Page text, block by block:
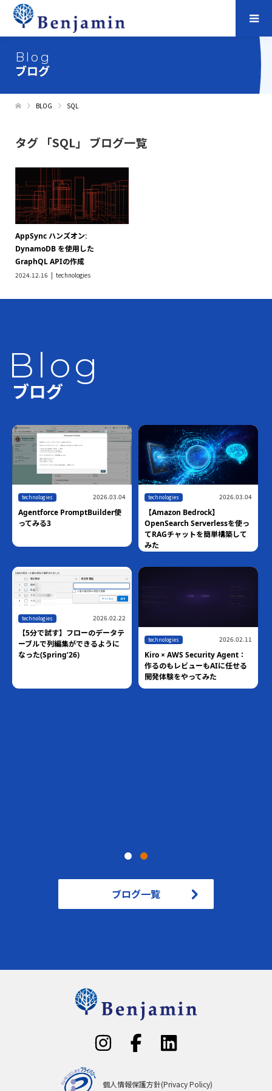
Blog
ブログ
BLOG SQL
タグ 「SQL」 ブログ一覧
AppSync ハンズオン:
DynamoDB を使用した
GraphQL APIの作成
2024.12.16 technologies
Blog
ブログ
technologies 2026.03.04
Agentforce PromptBuilder使
ってみる3
technologies 2026.03.04
【Amazon Bedrock】
OpenSearch Serverlessを使っ
てRAGチャットを簡単構築して
みた
technologies 2026.02.22
【5分で試す】フローのデータテ
ーブルで列編集ができるように
なった(Spring’26)
technologies 2026.02.11
Kiro × AWS Security Agent：
作るのもレビューもAIに任せる
開発体験をやってみた
ブログ一覧
個人情報保護方針(Privacy Policy)